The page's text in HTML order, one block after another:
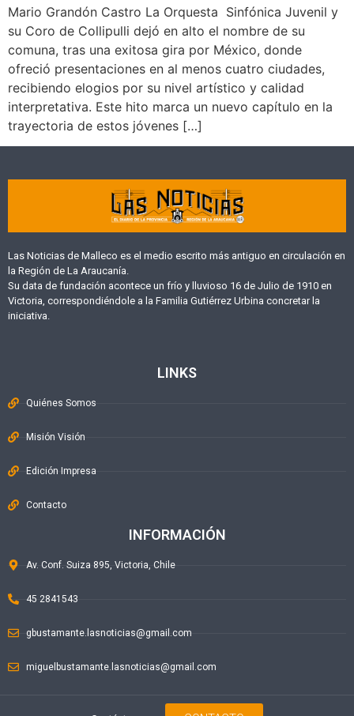
Mario Grandón Castro La Orquesta Sinfónica Juvenil y
su Coro de Collipulli dejó en alto el nombre de su
comuna, tras una exitosa gira por México, donde
ofreció presentaciones en al menos cuatro ciudades,
recibiendo elogios por su nivel artístico y calidad
interpretativa. Este hito marca un nuevo capítulo en la
trayectoria de estos jóvenes […]
Las Noticias de Malleco es el medio escrito más antiguo en circulación en
la Región de La Araucanía.
Su data de fundación acontece un frío y lluvioso 16 de Julio de 1910 en
Victoria, correspondiéndole a la Familia Gutiérrez Urbina concretar la
iniciativa.
LINKS
Quiénes Somos
Misión Visión
Edición Impresa
Contacto
INFORMACIÓN
Av. Conf. Suiza 895, Victoria, Chile
45 2841543
gbustamante.lasnoticias@gmail.com
miguelbustamante.lasnoticias@gmail.com